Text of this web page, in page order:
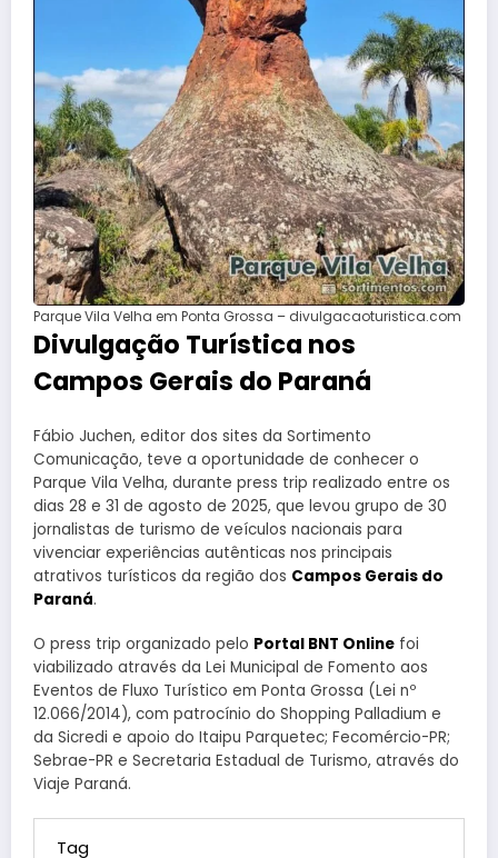
Parque Vila Velha em Ponta Grossa – divulgacaoturistica.com
Divulgação Turística nos
Campos Gerais do Paraná
Fábio Juchen, editor dos sites da Sortimento
Comunicação, teve a oportunidade de conhecer o
Parque Vila Velha, durante press trip realizado entre os
dias 28 e 31 de agosto de 2025, que levou grupo de 30
jornalistas de turismo de veículos nacionais para
vivenciar experiências autênticas nos principais
atrativos turísticos da região dos Campos Gerais do
Paraná.
O press trip organizado pelo Portal BNT Online foi
viabilizado através da Lei Municipal de Fomento aos
Eventos de Fluxo Turístico em Ponta Grossa (Lei nº
12.066/2014), com patrocínio do Shopping Palladium e
da Sicredi e apoio do Itaipu Parquetec; Fecomércio-PR;
Sebrae-PR e Secretaria Estadual de Turismo, através do
Viaje Paraná.
Tag